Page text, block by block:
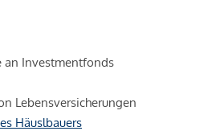
an Investmentfonds
Lebensversicherungen
Häuslbauers